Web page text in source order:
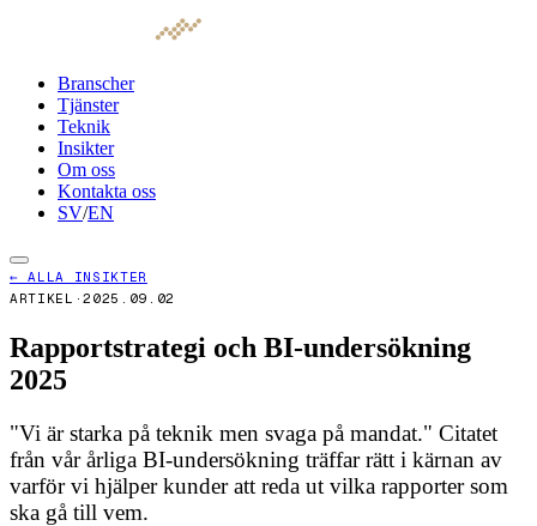
Branscher
Tjänster
Teknik
Insikter
Om oss
Kontakta oss
SV/EN
← ALLA INSIKTER
ARTIKEL ·2025.09.02
Rapportstrategi och BI-undersökning
2025
"Vi är starka på teknik men svaga på mandat." Citatet
från vår årliga BI-undersökning träffar rätt i kärnan av
varför vi hjälper kunder att reda ut vilka rapporter som
ska gå till vem.